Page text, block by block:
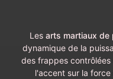
Les arts martiaux de
dynamique de la
des frappes
l'accent sur la